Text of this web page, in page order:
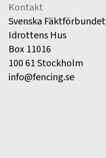
Kontakt
Svenska Fäktförbundet
Idrottens Hus
Box 11016
100 61 Stockholm
info@fencing.se